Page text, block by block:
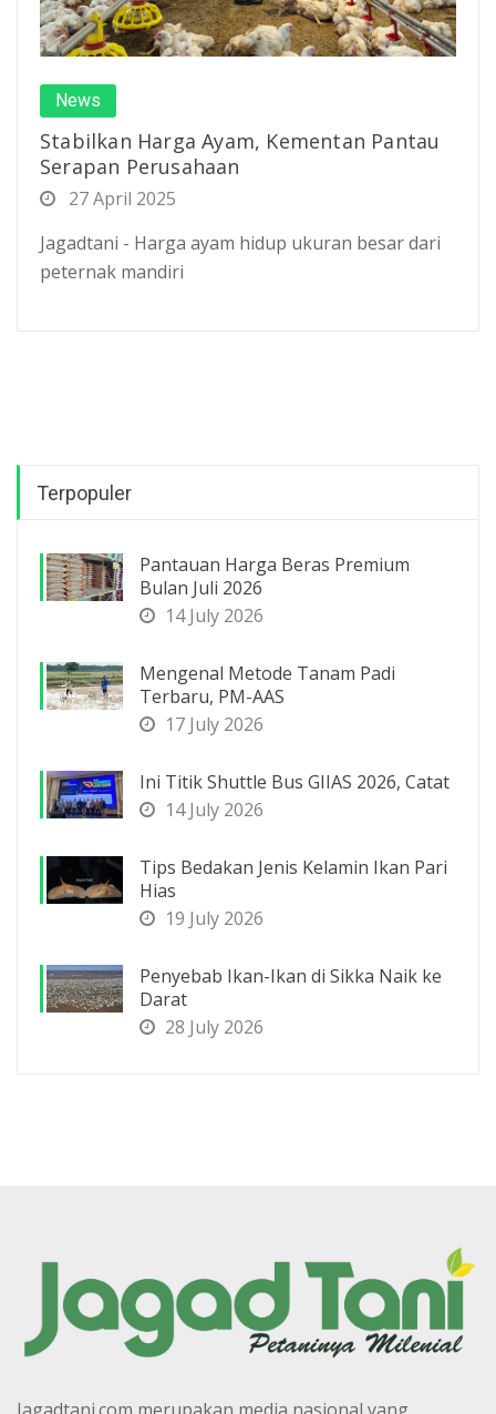
News
Stabilkan Harga Ayam, Kementan Pantau
Serapan Perusahaan
27 April 2025
Jagadtani - Harga ayam hidup ukuran besar dari
peternak mandiri
Terpopuler
Pantauan Harga Beras Premium
Bulan Juli 2026
14 July 2026
Mengenal Metode Tanam Padi
Terbaru, PM-AAS
17 July 2026
Ini Titik Shuttle Bus GIIAS 2026, Catat
14 July 2026
Tips Bedakan Jenis Kelamin Ikan Pari
Hias
19 July 2026
Penyebab Ikan-Ikan di Sikka Naik ke
Darat
28 July 2026